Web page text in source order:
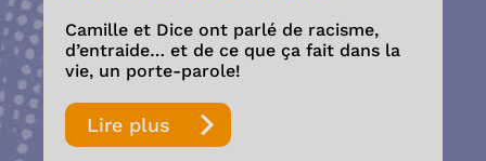
Camille et Dice ont parlé de racisme,
d’entraide… et de ce que ça fait dans la
vie, un porte-parole!
Lire plus